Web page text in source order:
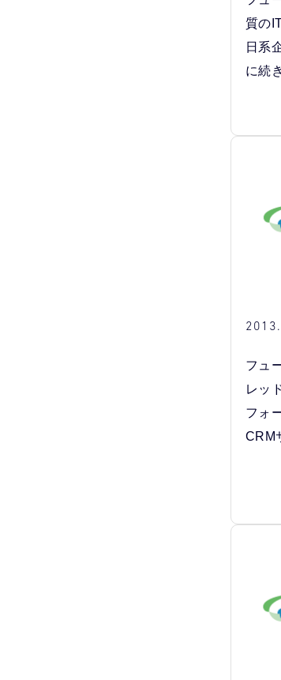
質の
日系
に続
フュ
レッ
フォ
CRM